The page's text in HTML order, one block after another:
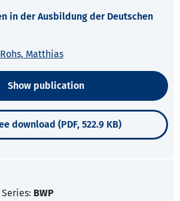
in der Ausbildung der Deutschen
Rohs, Matthias
Show publication
download (PDF, 522.9 KB)
Series: BWP